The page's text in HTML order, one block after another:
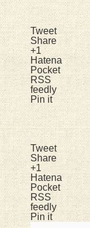
Tweet
Share
+1
Hatena
Pocket
RSS
feedly
Pin it
Tweet
Share
+1
Hatena
Pocket
RSS
feedly
Pin it